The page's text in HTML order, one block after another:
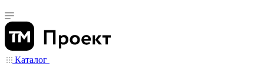
Каталог